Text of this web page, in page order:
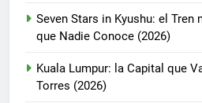
Seven Stars in Kyushu: el Tren
que Nadie Conoce (2026)
Kuala Lumpur: la Capital que
Torres (2026)